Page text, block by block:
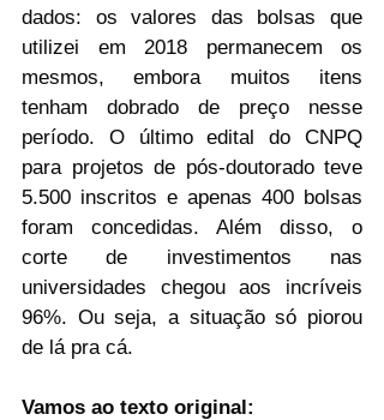
dados: os valores das bolsas que
utilizei em 2018 permanecem os
mesmos, embora muitos itens
tenham dobrado de preço nesse
período. O último edital do CNPQ
para projetos de pós-doutorado teve
5.500 inscritos e apenas 400 bolsas
foram concedidas. Além disso, o
corte de investimentos nas
universidades chegou aos incríveis
96%. Ou seja, a situação só piorou
de lá pra cá.
Vamos ao texto original: